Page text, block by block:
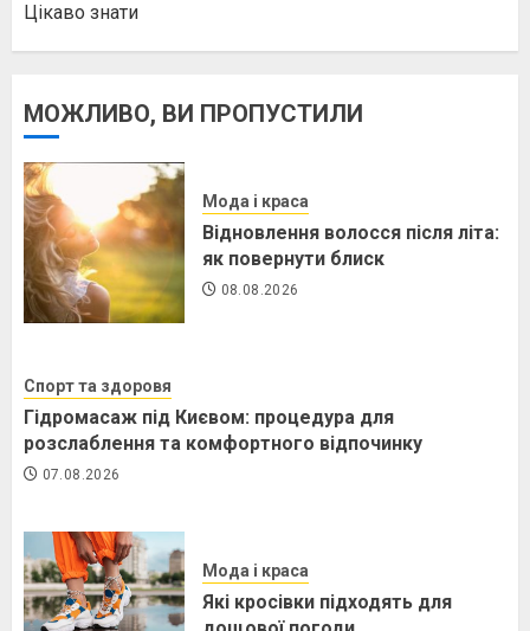
Цікаво знати
МОЖЛИВО, ВИ ПРОПУСТИЛИ
Мода і краса
Відновлення волосся після літа:
як повернути блиск
08.08.2026
Спорт та здоровя
Гідромасаж під Києвом: процедура для
розслаблення та комфортного відпочинку
07.08.2026
Мода і краса
Які кросівки підходять для